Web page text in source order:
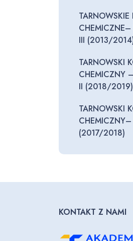
TARNOWSKIE
CHEMICZNE–
III (2013/
TARNOWSKI
CHEMICZNY
II (2018/2019)
TARNOWSKI
CHEMICZNY–
(2017/2018)
KONTAKT Z NAMI